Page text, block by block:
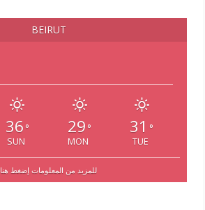
BEIRUT
36 °
SUN
29 °
MON
31 °
TUE
للمزيد من المعلومات إضغط هنا